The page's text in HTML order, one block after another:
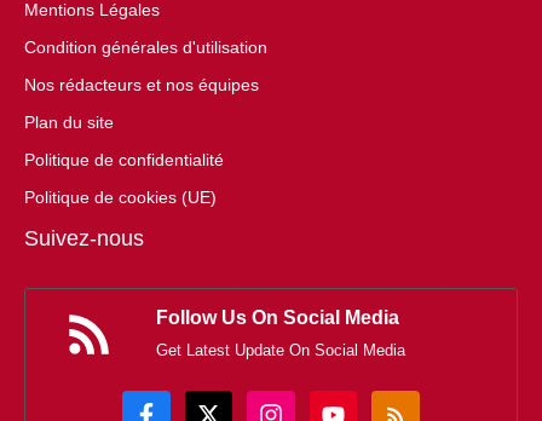
Mentions Légales
Condition générales d'utilisation
Nos rédacteurs et nos équipes
Plan du site
Politique de confidentialité
Politique de cookies (UE)
Suivez-nous
Follow Us On Social Media
Get Latest Update On Social Media